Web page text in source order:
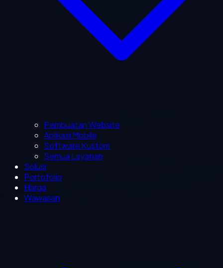
Pembuatan Website
Aplikasi Mobile
Software Kustom
Semua Layanan
Solusi
Portofolio
Harga
Wawasan